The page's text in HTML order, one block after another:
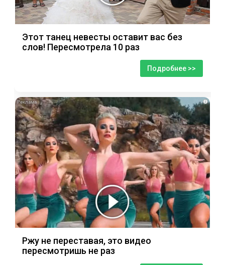
Этот танец невесты оставит вас без
слов! Пересмотрела 10 раз
Подробнее >>
i
Ржу не переставая, это видео
пересмотришь не раз